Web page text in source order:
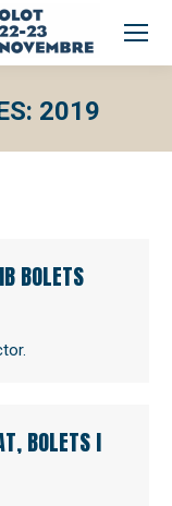
2019
BOLETS
BOLETS I